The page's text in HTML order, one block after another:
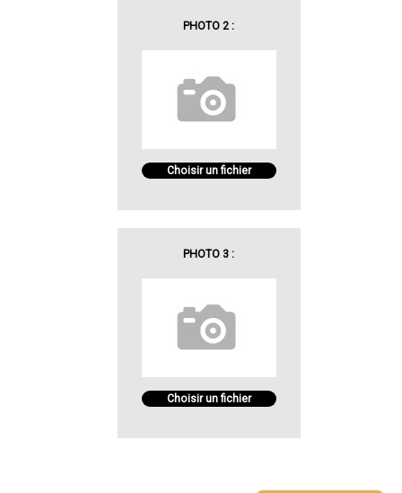
PHOTO 2 :
Choisir un fichier
PHOTO 3 :
Choisir un fichier